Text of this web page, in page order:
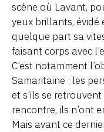
scène où Lavant,
yeux brillants, évidé
quelque part sa
faisant corps avec
C’est notamment
Samaritaine : les
et s’ils se
rencontre, ils n’ont
Mais avant ce